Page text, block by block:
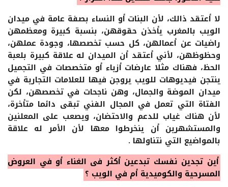
لا أعتقد ذالك، لأن البنات أو النساء بصفة عامة في ميدان
الويب بالمغرب يأخذن حقوقهن، بنسبة كبيرة ومعظمهن
راضيات عن أعمالهن، كل حسب تخصصها، وجودة عملهن،
وحظوظهن، لأني أعتقد أن الميدان له علاقة كبيرة بلعبة
الحظ، فهناك مثلا عارضات أزياء أو متخصصات في التجميل
ينتجن فيديوهات للويب يروجن فيها للعلامات التجارية في
ميدان الموضة والجمال، وهن ناجحات في تخصصهن، لكن
الفتاة التي تعمل في المجال الفني تبقى دائما متأخرة،
لأن هناك غياب للدعم والاحتضان، ويصعب على المعلنين
والمستشهرين أن ينخرطوا معها لأن الأمر له علاقة
بالمواضيع التي نتناولها .
أين تجدين نفسك تبدعين أكثر في الغناء أو في العروض
المسرحية والكوميدية أم في الويب ؟